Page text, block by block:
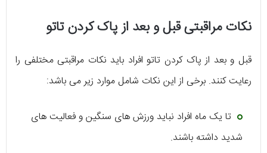
نکات مراقبتی قبل و بعد از پاک کردن تاتو
قبل و بعد از پاک کردن تاتو افراد باید نکات مراقبتی مختلفی را
رعایت کنند. برخی از این نکات شامل موارد زیر می باشد:
تا یک ماه افراد نباید ورزش های سنگین و فعالیت های
شدید داشته باشند.